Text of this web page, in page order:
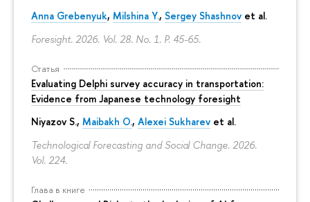
Anna Grebenyuk, Milshina Y., Sergey Shashnov et al.
Foresight. 2026. Vol. 28. No. 1. P. 45-65.
Статья
Evaluating Delphi survey accuracy in transportation:
Evidence from Japanese technology foresight
Niyazov S., Maibakh O., Alexei Sukharev et al.
Technological Forecasting and Social Change. 2026.
Vol. 224.
Глава в книге